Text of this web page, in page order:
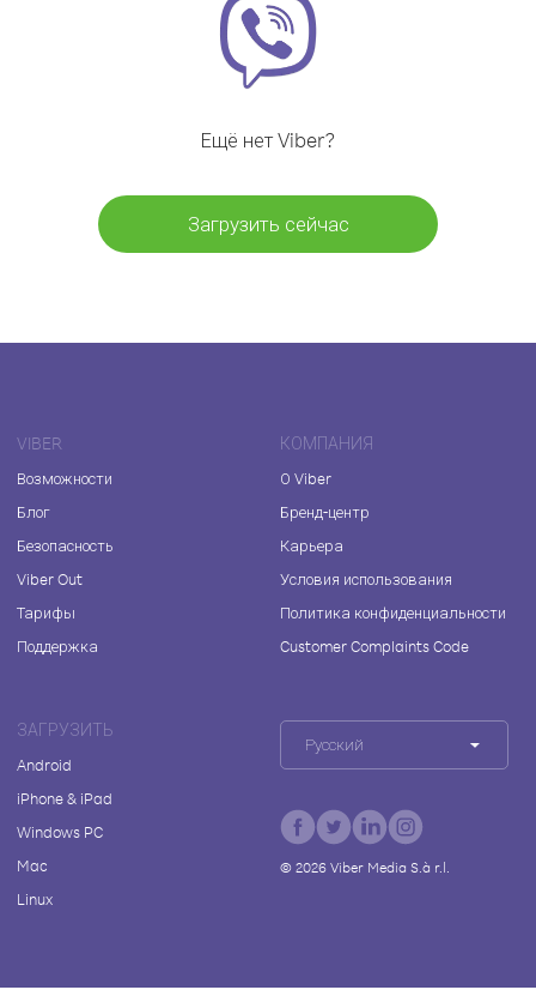
Ещё нет Viber?
Загрузить сейчас
VIBER
Возможности
Блог
Безопасность
Viber Out
Тарифы
Поддержка
КОМПАНИЯ
О Viber
Бренд-центр
Карьера
Условия использования
Политика конфиденциальности
Customer Complaints Code
ЗАГРУЗИТЬ
Android
iPhone & iPad
Windows PC
Mac
Linux
Русский
© 2026Viber Media S.à r.l.